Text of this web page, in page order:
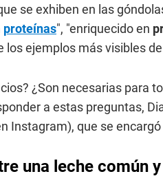
se exhiben en las
proteínas", "enriquecido en
los ejemplos más visibles
¿Son necesarias para
a estas preguntas,
Instagram), que se
una leche común